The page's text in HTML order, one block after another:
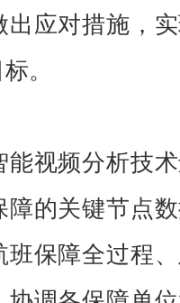
出应对措施，
。
视频分析技术
障的关键节点
班保障全过程